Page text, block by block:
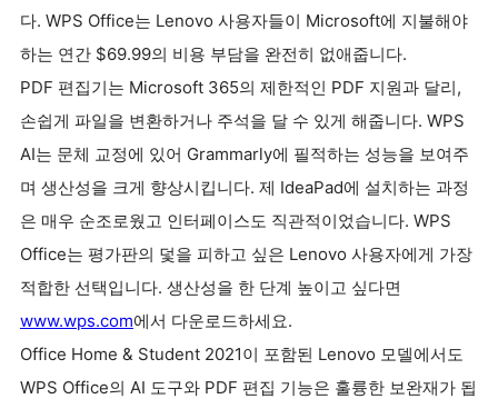
다. WPS Office는 Lenovo 사용자들이 Microsoft에 지불해야
하는 연간 $69.99의 비용 부담을 완전히 없애줍니다.
PDF 편집기는 Microsoft 365의 제한적인 PDF 지원과 달리,
손쉽게 파일을 변환하거나 주석을 달 수 있게 해줍니다. WPS
AI는 문체 교정에 있어 Grammarly에 필적하는 성능을 보여주
며 생산성을 크게 향상시킵니다. 제 IdeaPad에 설치하는 과정
은 매우 순조로웠고 인터페이스도 직관적이었습니다. WPS
Office는 평가판의 덫을 피하고 싶은 Lenovo 사용자에게 가장
적합한 선택입니다. 생산성을 한 단계 높이고 싶다면
www.wps.com에서 다운로드하세요.
Office Home & Student 2021이 포함된 Lenovo 모델에서도
WPS Office의 AI 도구와 PDF 편집 기능은 훌륭한 보완재가 됩